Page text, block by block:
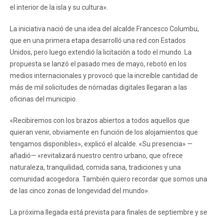
el interior de la isla y su cultura».
La iniciativa nació de una idea del alcalde Francesco Columbu,
que en una primera etapa desarrolló una red con Estados
Unidos, pero luego extendió la licitación a todo el mundo. La
propuesta se lanzó el pasado mes de mayo, rebotó en los
medios internacionales y provocó que la increíble cantidad de
más de mil solicitudes de nómadas digitales llegaran a las
oficinas del municipio.
«Recibiremos con los brazos abiertos a todos aquellos que
quieran venir, obviamente en función de los alojamientos que
tengamos disponibles», explicó el alcalde. «Su presencia» —
añadió— «revitalizará nuestro centro urbano, que ofrece
naturaleza, tranquilidad, comida sana, tradiciones y una
comunidad acogedora. También quiero recordar que somos una
de las cinco zonas de longevidad del mundo».
La próxima llegada está prevista para finales de septiembre y se